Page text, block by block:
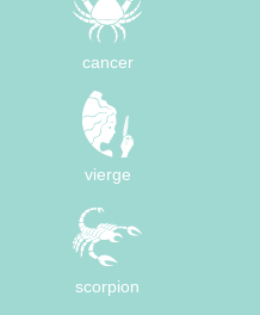
cancer
vierge
scorpion